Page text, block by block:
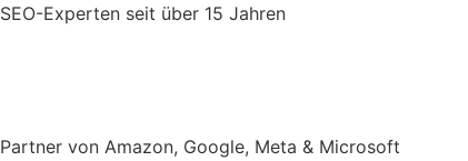
Zum
SEO-Experten seit über 15 Jahren
Partner von Amazon, Google, Meta & Microsoft